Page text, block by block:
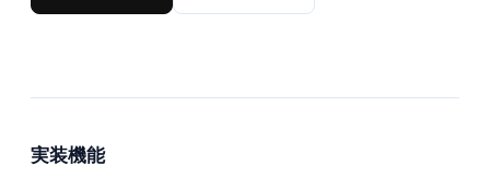
実装機能